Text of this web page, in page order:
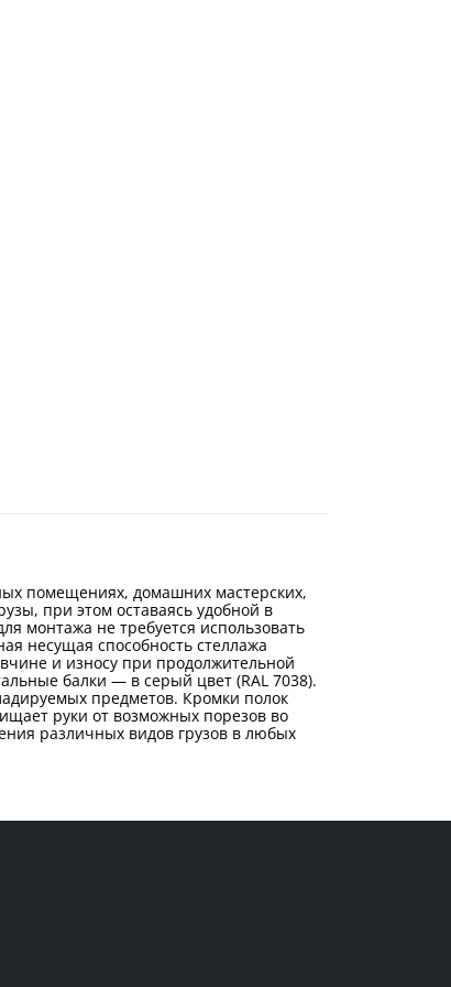
помещениях, домашних мастерских,
при этом оставаясь удобной в
монтажа не требуется использовать
несущая способность стеллажа
и износу при продолжительной
балки — в серый цвет (RAL 7038).
предметов. Кромки полок
руки от возможных порезов во
различных видов грузов в любых